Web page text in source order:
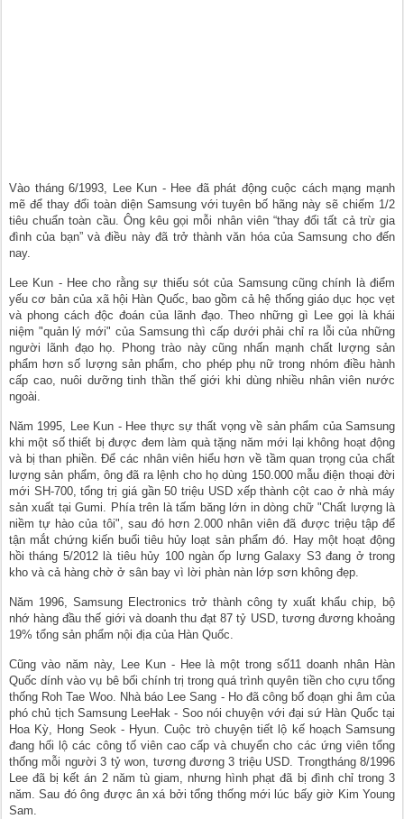
Vào tháng 6/1993, Lee Kun - Hee đã phát động cuộc cách mạng mạnh
mẽ để thay đổi toàn diện Samsung với tuyên bố hãng này sẽ chiếm 1/2
tiêu chuẩn toàn cầu. Ông kêu gọi mỗi nhân viên “thay đổi tất cả trừ gia
đình của bạn” và điều này đã trở thành văn hóa của Samsung cho đến
nay.
Lee Kun - Hee cho rằng sự thiếu sót của Samsung cũng chính là điểm
yếu cơ bản của xã hội Hàn Quốc, bao gồm cả hệ thống giáo dục học vẹt
và phong cách độc đoán của lãnh đạo. Theo những gì Lee gọi là khái
niệm "quản lý mới" của Samsung thì cấp dưới phải chỉ ra lỗi của những
người lãnh đạo họ. Phong trào này cũng nhấn mạnh chất lượng sản
phẩm hơn số lượng sản phẩm, cho phép phụ nữ trong nhóm điều hành
cấp cao, nuôi dưỡng tinh thần thế giới khi dùng nhiều nhân viên nước
ngoài.
Năm 1995, Lee Kun - Hee thực sự thất vọng về sản phẩm của Samsung
khi một số thiết bị được đem làm quà tặng năm mới lại không hoạt động
và bị than phiền. Để các nhân viên hiểu hơn về tầm quan trọng của chất
lượng sản phẩm, ông đã ra lệnh cho họ dùng 150.000 mẫu điện thoại đời
mới SH-700, tổng trị giá gần 50 triệu USD xếp thành cột cao ở nhà máy
sản xuất tại Gumi. Phía trên là tấm băng lớn in dòng chữ "Chất lượng là
niềm tự hào của tôi", sau đó hơn 2.000 nhân viên đã được triệu tập để
tận mắt chứng kiến buổi tiêu hủy loạt sản phẩm đó. Hay một hoạt động
hồi tháng 5/2012 là tiêu hủy 100 ngàn ốp lưng Galaxy S3 đang ở trong
kho và cả hàng chờ ở sân bay vì lời phàn nàn lớp sơn không đẹp.
Năm 1996, Samsung Electronics trở thành công ty xuất khẩu chip, bộ
nhớ hàng đầu thế giới và doanh thu đạt 87 tỷ USD, tương đương khoảng
19% tổng sản phẩm nội địa của Hàn Quốc.
Cũng vào năm này, Lee Kun - Hee là một trong số11 doanh nhân Hàn
Quốc dính vào vụ bê bối chính trị trong quá trình quyên tiền cho cựu tổng
thống Roh Tae Woo. Nhà báo Lee Sang - Ho đã công bố đoạn ghi âm của
phó chủ tịch Samsung LeeHak - Soo nói chuyện với đại sứ Hàn Quốc tại
Hoa Kỳ, Hong Seok - Hyun. Cuộc trò chuyện tiết lộ kế hoạch Samsung
đang hối lộ các công tố viên cao cấp và chuyển cho các ứng viên tổng
thống mỗi người 3 tỷ won, tương đương 3 triệu USD. Trongtháng 8/1996
Lee đã bị kết án 2 năm tù giam, nhưng hình phạt đã bị đình chỉ trong 3
năm. Sau đó ông được ân xá bởi tổng thống mới lúc bấy giờ Kim Young
Sam.